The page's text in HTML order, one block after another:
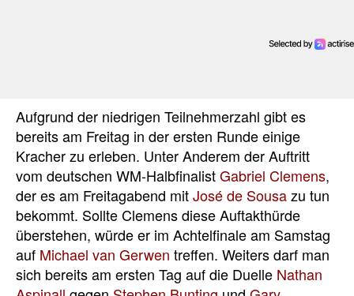
Aufgrund der niedrigen Teilnehmerzahl gibt es
bereits am Freitag in der ersten Runde einige
Kracher zu erleben. Unter Anderem der Auftritt
vom deutschen WM-HalbfinalistGabriel Clemens,
der es am Freitagabend mitJosé de Sousazu tun
bekommt. Sollte Clemens diese Auftakthürde
überstehen, würde er im Achtelfinale am Samstag
auf Michael van Gerwen treffen. Weiters darf man
sich bereits am ersten Tag auf die Duelle Nathan